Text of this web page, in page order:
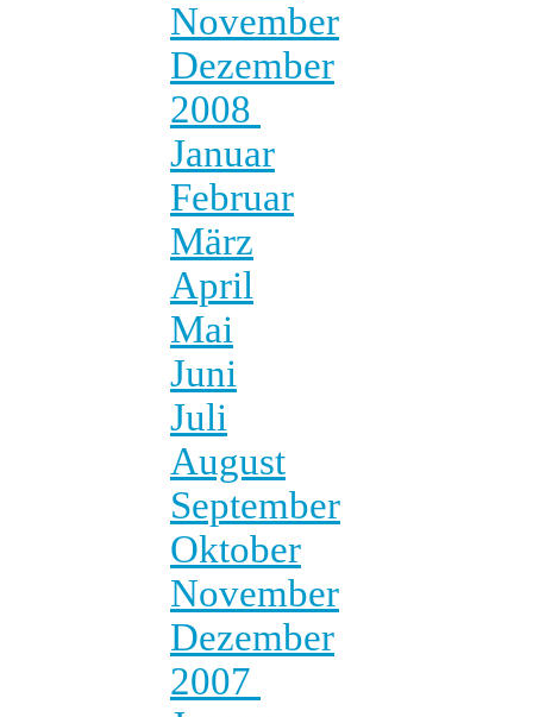
November
Dezember
2008
Januar
Februar
März
April
Mai
Juni
Juli
August
September
Oktober
November
Dezember
2007